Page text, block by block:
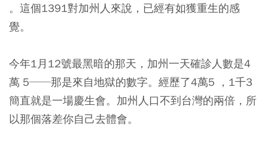
。這個1391對加州人來說，已經有如獲重生的感
覺。
今年1月12號最黑暗的那天，加州一天確診人數是4
萬 5──那是來自地獄的數字。經歷了4萬5 ，1千3
簡直就是一場慶生會。加州人口不到台灣的兩倍，所
以那個落差你自己去體會。